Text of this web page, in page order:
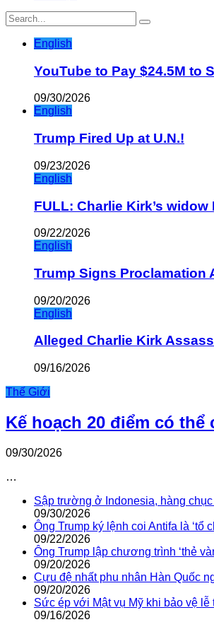
English
YouTube to Pay $24.5M to
09/30/2026
English
Trump Fired Up at U.N.!
09/23/2026
English
FULL: Charlie Kirk’s
09/22/2026
English
Trump Signs Proclamation
09/20/2026
English
Alleged Charlie Kirk
09/16/2026
Thế Giới
Kế hoạch 20 điểm có
09/30/2026
…
Sập trường ở Indonesia, hàng
09/30/2026
Ông Trump ký lệnh coi Antifa là ‘tổ
09/22/2026
Ông Trump lập chương trình ‘thẻ
09/20/2026
Cựu đệ nhất phu nhân Hàn Quốc
09/20/2026
Sức ép với Mật vụ Mỹ khi bảo vệ
09/16/2026